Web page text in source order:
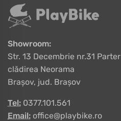
Showroom:
Str. 13 Decembrie nr.31 Parter
clădirea Neorama
Brașov, jud. Brașov
Tel: 0377.101.561
Email: office@playbike.ro